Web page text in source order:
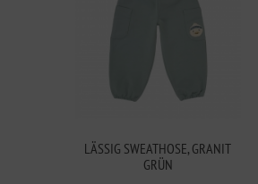
LÄSSIG SWEATHOSE, GRANIT
GRÜN